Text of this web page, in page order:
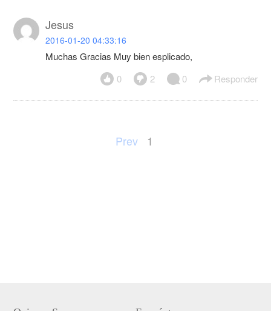
Jesus
2016-01-20 04:33:16
Muchas Gracias Muy bien esplicado,
0
2 0 Responder
Prev 1